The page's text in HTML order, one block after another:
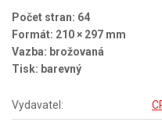
Počet stran: 64
Formát: 210 × 297 mm
Vazba: brožovaná
Tisk: barevný
Vydavatel: